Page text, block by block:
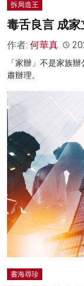
拆局造王
毒舌良言 成家
作者: 何華真
「家辦」不是家族
肅辦理。
書海尋珍